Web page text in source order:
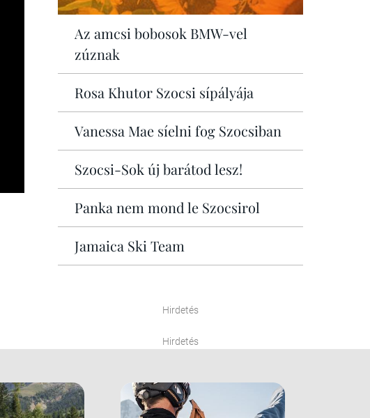
Az amcsi bobosok BMW-vel
zúznak
Rosa Khutor Szocsi sípályája
Vanessa Mae síelni fog Szocsiban
Szocsi-Sok új barátod lesz!
Panka nem mond le Szocsirol
Jamaica Ski Team
Hirdetés
Hirdetés